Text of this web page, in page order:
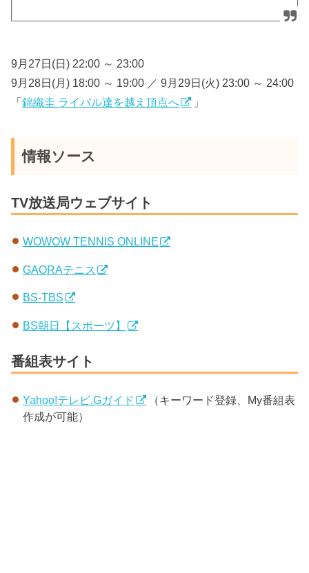
9月27日(日) 22:00 ～ 23:00
9月28日(月) 18:00 ～ 19:00 ／ 9月29日(火) 23:00 ～ 24:00
「錦織圭 ライバル達を越え頂点へ 」
情報ソース
TV放送局ウェブサイト
WOWOW TENNIS ONLINE
GAORAテニス
BS-TBS
BS朝日【スポーツ】
番組表サイト
Yahoo!テレビ.Gガイド
（キーワード登録、My番組表
作成が可能）